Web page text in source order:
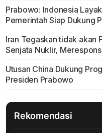
Prabowo: Indonesia
Pemerintah Siap Dukung
Iran Tegaskan tidak akan
Senjata Nuklir,
Utusan China Dukung
Presiden Prabowo
Rekomendasi